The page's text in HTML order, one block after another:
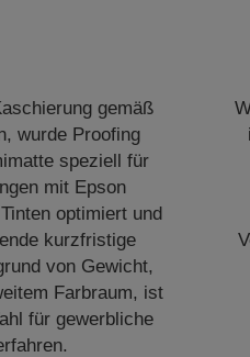
gemäß
wurde Proofing
speziell für
mit Epson
optimiert und
kurzfristige
von Gewicht,
Farbraum, ist
für gewerbliche